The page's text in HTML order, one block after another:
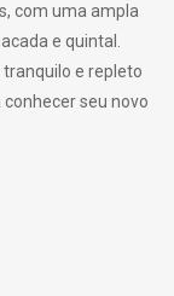
com uma ampla
e quintal.
e repleto
seu novo